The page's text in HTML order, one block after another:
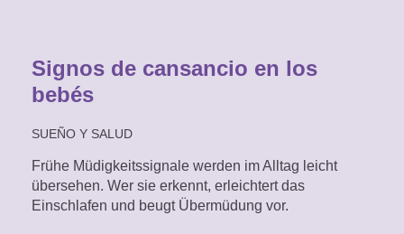
Signos de cansancio en los
bebés
SUEÑO Y SALUD
Frühe Müdigkeitssignale werden im Alltag leicht
übersehen. Wer sie erkennt, erleichtert das
Einschlafen und beugt Übermüdung vor.